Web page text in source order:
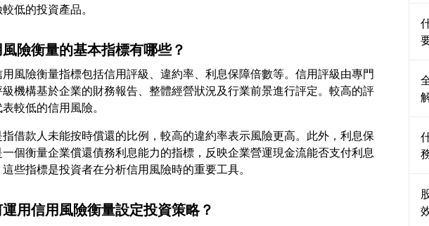
險衡量的基本指標有哪些？
風險衡量指標包括信用評級、違約率、利息保障倍數等。信用評級由專門
級機構基於企業的財務報告、整體經營狀況及行業前景進行評定。較高的評
借款人未能按時償還的比例，較高的違約率表示風險更高。此外，利息保
個衡量企業償還債務利息能力的指標，反映企業營運現金流能否支付利息
用信用風險衡量設定投資策略？